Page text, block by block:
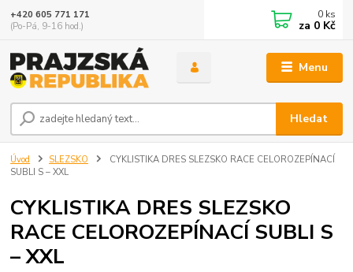
Menu
Hledat
+420 605 771 171
(Po-Pá, 9-16 hod.)
0 ks
za 0 Kč
Úvod SLEZSKO
CYKLISTIKA DRES SLEZSKO RACE CELOROZEPÍNACÍ
SUBLI S – XXL
CYKLISTIKA DRES SLEZSKO
RACE CELOROZEPÍNACÍ SUBLI S
– XXL